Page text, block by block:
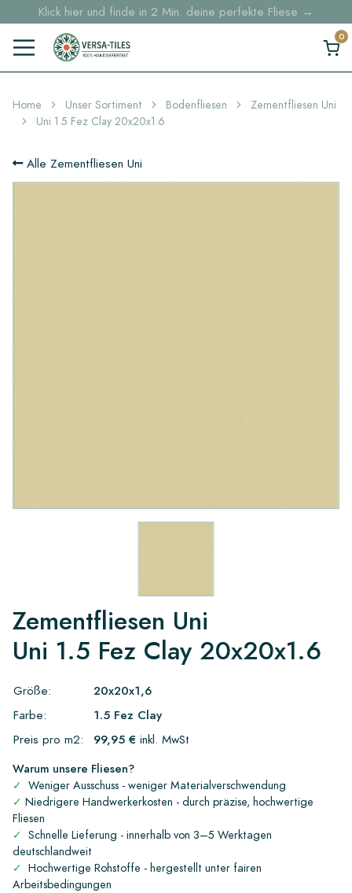
Musterbestellungen ab 30 € Kostenloser DHL-Versand
Lagerartikel werden innerhalb von 5 Werktagen geliefert
Home Unser Sortiment Bodenfliesen
Zementfliesen Uni
Uni 1.5 Fez Clay 20x20x1.6
Alle Zementfliesen Uni
Zementfliesen Uni
Uni 1.5 Fez Clay 20x20x1.6
Größe:
20x20x1,6
Farbe:
1.5 Fez Clay
Preis pro m2:
99,95 € inkl. MwSt
Warum unsere Fliesen?
✓ Weniger Ausschuss - weniger Materialverschwendung
✓ Niedrigere Handwerkerkosten - durch präzise, hochwertige
Fliesen
✓ Schnelle Lieferung - innerhalb von 3–5 Werktagen
deutschlandweit
✓ Hochwertige Rohstoffe - hergestellt unter fairen
Arbeitsbedingungen